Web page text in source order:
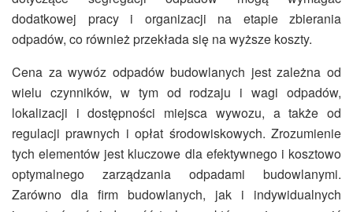
dodatkowej pracy i organizacji na etapie zbierania
odpadów, co również przekłada się na wyższe koszty.
Cena za wywóz odpadów budowlanych jest zależna od
wielu czynników, w tym od rodzaju i wagi odpadów,
lokalizacji i dostępności miejsca wywozu, a także od
regulacji prawnych i opłat środowiskowych. Zrozumienie
tych elementów jest kluczowe dla efektywnego i kosztowo
optymalnego zarządzania odpadami budowlanymi.
Zarówno dla firm budowlanych, jak i indywidualnych